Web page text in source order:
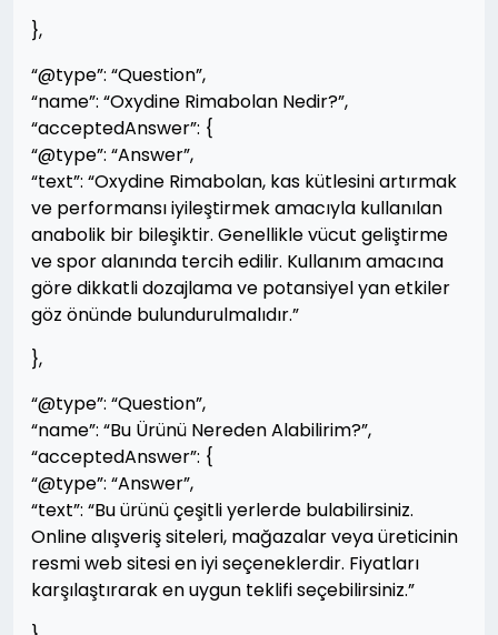
},
“@type”: “Question”,
“name”: “Oxydine Rimabolan Nedir?”,
“acceptedAnswer”: {
“@type”: “Answer”,
“text”: “Oxydine Rimabolan, kas kütlesini artırmak
ve performansı iyileştirmek amacıyla kullanılan
anabolik bir bileşiktir. Genellikle vücut geliştirme
ve spor alanında tercih edilir. Kullanım amacına
göre dikkatli dozajlama ve potansiyel yan etkiler
göz önünde bulundurulmalıdır.”
},
“@type”: “Question”,
“name”: “Bu Ürünü Nereden Alabilirim?”,
“acceptedAnswer”: {
“@type”: “Answer”,
“text”: “Bu ürünü çeşitli yerlerde bulabilirsiniz.
Online alışveriş siteleri, mağazalar veya üreticinin
resmi web sitesi en iyi seçeneklerdir. Fiyatları
karşılaştırarak en uygun teklifi seçebilirsiniz.”